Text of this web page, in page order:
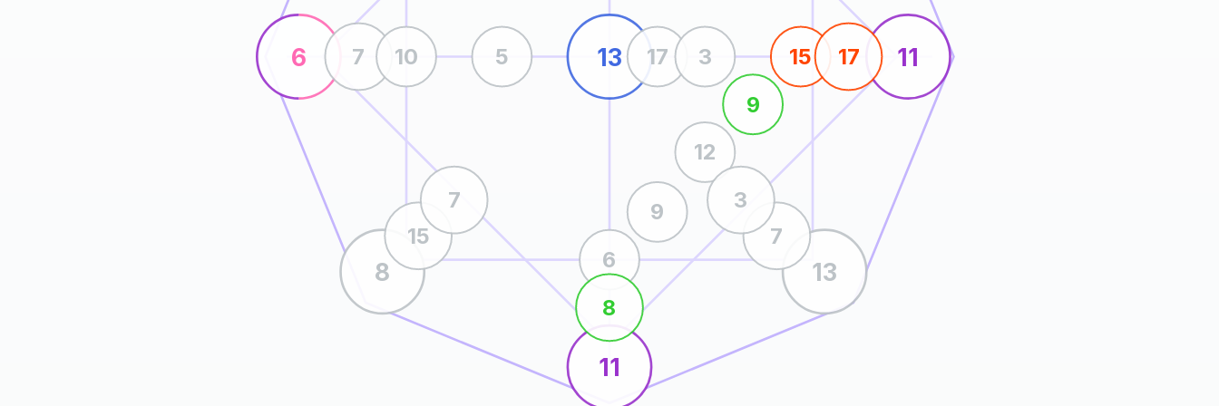
6 11
11
13
8 13
6
9
12
9
15
7 17
8
10 17 3
5
15
7
7
3